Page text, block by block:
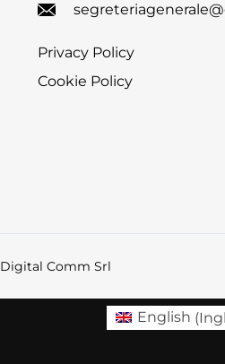
Privacy Policy
Cookie Policy
Digital Comm Srl
English (